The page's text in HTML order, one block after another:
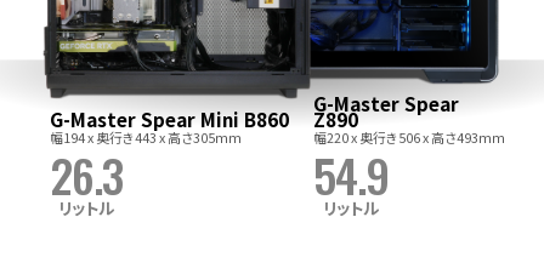
54.9
リットル
G-Master Spear
Z890
幅220 x 奥行き506 x 高さ493mm
26.3
リットル
G-Master Spear Mini B860
幅194 x 奥行き443 x 高さ305mm